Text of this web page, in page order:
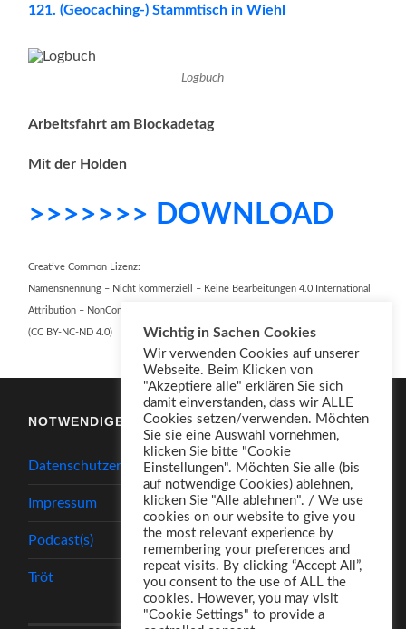
121. (Geocaching-) Stammtisch in Wiehl
Logbuch
Arbeitsfahrt am Blockadetag
Mit der Holden
>>>>>>> DOWNLOAD
Creative Common Lizenz:
Namensnennung – Nicht kommerziell – Keine Bearbeitungen 4.0 International
Attribution – NonCommercial – NoDerivatives 4.0 International
(CC BY-NC-ND 4.0)
NOTWENDIGES
Datenschutzerklärung
Impressum
Podcast(s)
Tröt
Wichtig in Sachen Cookies
Wir verwenden Cookies auf unserer
Webseite. Beim Klicken von
"Akzeptiere alle" erklären Sie sich
damit einverstanden, dass wir ALLE
Cookies setzen/verwenden. Möchten
Sie sie eine Auswahl vornehmen,
klicken Sie bitte "Cookie
Einstellungen". Möchten Sie alle (bis
auf notwendige Cookies) ablehnen,
klicken Sie "Alle ablehnen". / We use
cookies on our website to give you
the most relevant experience by
remembering your preferences and
repeat visits. By clicking “Accept All”,
you consent to the use of ALL the
cookies. However, you may visit
"Cookie Settings" to provide a